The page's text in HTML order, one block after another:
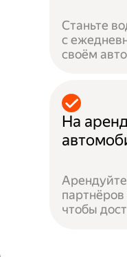
Станьте
с
своём
На
чтобы